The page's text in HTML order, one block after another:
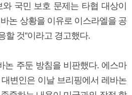
와 국민 보호 문제는 타협 대상이
논 상황을 이유로 이스라엘을 공
할 것”이라고 경고했다.
논 주둔 방침을 비판했다. 에스마
변인은 이날 브리핑에서 레바논